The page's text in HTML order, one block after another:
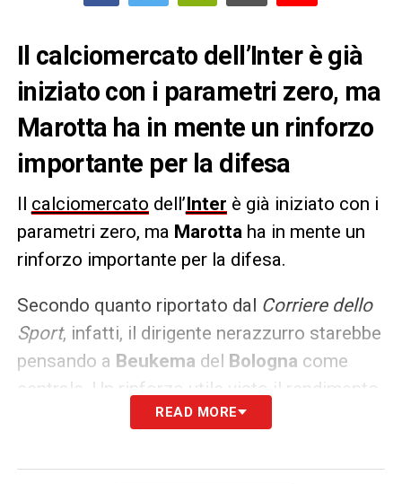
Il calciomercato dell’Interè già
iniziato con i parametri zero, ma
Marotta ha in mente un rinforzo
importante per la difesa
Il calciomercato dell’Inter è già iniziato con i
parametri zero, ma Marotta ha in mente un
rinforzo importante per la difesa.
Secondo quanto riportato dal Corriere dello
Sport, infatti, il dirigente nerazzurro starebbe
pensando a Beukema del Bologna come
centrale. Un rinforzo utile visto il rendimento
dell’olandese in Serie A e la sua duttilità visto
arrivare se la società di Viale della
READ MORE